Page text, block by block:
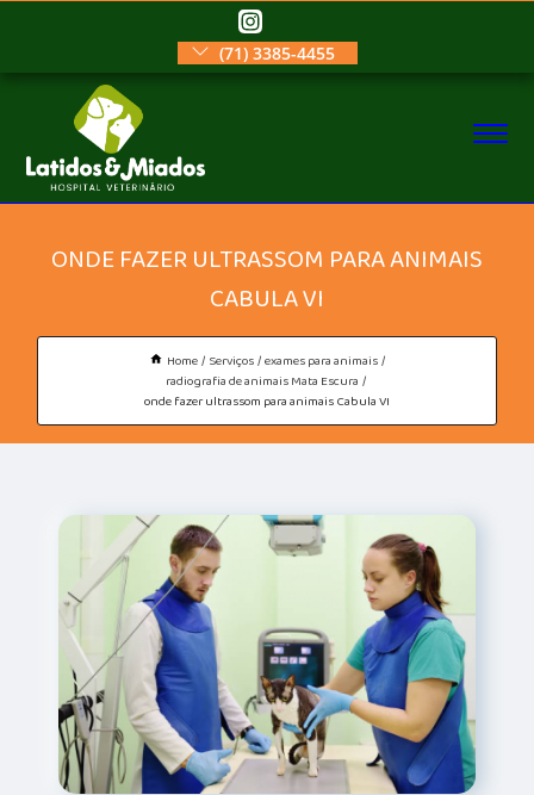
(71) 3385-4455
ONDE FAZER ULTRASSOM PARA ANIMAIS
CABULA VI
Home Serviços exames para animais
radiografia de animais Mata Escura
onde fazer ultrassom para animais Cabula VI